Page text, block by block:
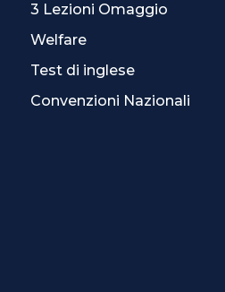
3 Lezioni Omaggio
Welfare
Test di inglese
Convenzioni Nazionali